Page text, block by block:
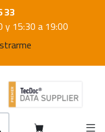
33
y 15:30 a 19:00